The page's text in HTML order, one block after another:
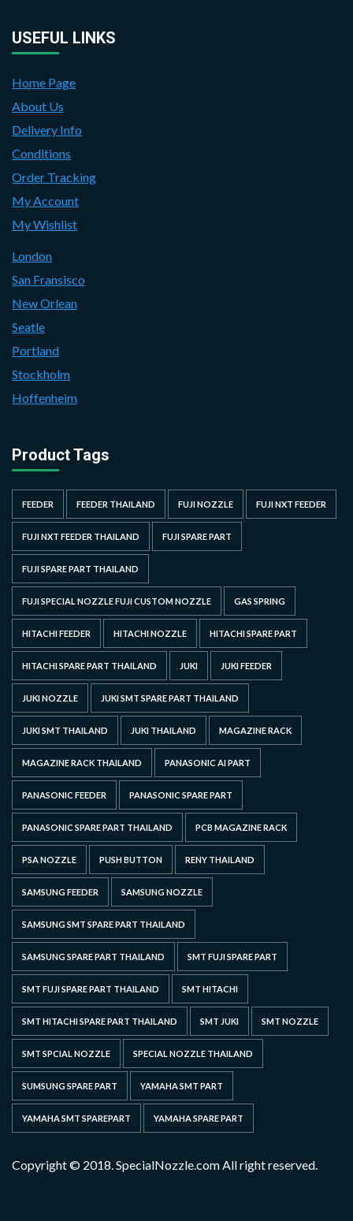
USEFUL LINKS
Home Page
About Us
Delivery Info
Conditions
Order Tracking
My Account
My Wishlist
London
San Fransisco
New Orlean
Seatle
Portland
Stockholm
Hoffenheim
Product Tags
FEEDER FEEDER THAILAND FUJI NOZZLE FUJI NXT FEEDER
FUJI NXT FEEDER THAILAND FUJI SPARE PART
FUJI SPARE PART THAILAND
FUJI SPECIAL NOZZLE FUJI CUSTOM NOZZLE GAS SPRING
HITACHI FEEDER HITACHI NOZZLE HITACHI SPARE PART
HITACHI SPARE PART THAILAND JUKI JUKI FEEDER
JUKI NOZZLE JUKI SMT SPARE PART THAILAND
JUKI SMT THAILAND JUKI THAILAND MAGAZINE RACK
MAGAZINE RACK THAILAND PANASONIC AI PART
PANASONIC FEEDER PANASONIC SPARE PART
PANASONIC SPARE PART THAILAND PCB MAGAZINE RACK
PSA NOZZLE PUSH BUTTON RENY THAILAND
SAMSUNG FEEDER SAMSUNG NOZZLE
SAMSUNG SMT SPARE PART THAILAND
SAMSUNG SPARE PART THAILAND SMT FUJI SPARE PART
SMT FUJI SPARE PART THAILAND SMT HITACHI
SMT HITACHI SPARE PART THAILAND SMT JUKI SMT NOZZLE
SMT SPCIAL NOZZLE SPECIAL NOZZLE THAILAND
SUMSUNG SPARE PART YAMAHA SMT PART
YAMAHA SMT SPAREPART YAMAHA SPARE PART
Copyright © 2018. SpecialNozzle.com All right reserved.